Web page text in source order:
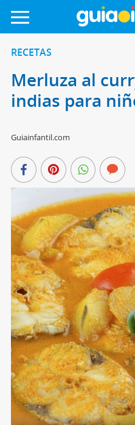
RECETAS
Merluza al
indias para
Guiainfantil.com